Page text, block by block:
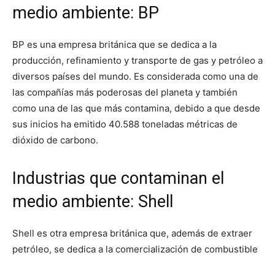
medio ambiente: BP
BP es una empresa británica que se dedica a la
producción, refinamiento y transporte de gas y petróleo a
diversos países del mundo. Es considerada como una de
las compañías más poderosas del planeta y también
como una de las que más contamina, debido a que desde
sus inicios ha emitido 40.588 toneladas métricas de
dióxido de carbono.
Industrias que contaminan el
medio ambiente: Shell
Shell es otra empresa británica que, además de extraer
petróleo, se dedica a la comercialización de combustible